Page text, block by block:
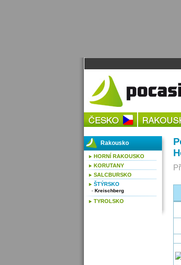
Rakousko
HORNÍ RAKOUSKO
KORUTANY
SALCBURSKO
ŠTÝRSKO
Kreischberg
TYROLSKO